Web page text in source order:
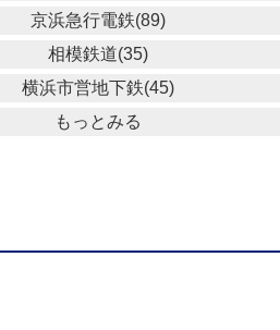
京浜急行電鉄(89)
相模鉄道(35)
横浜市営地下鉄(45)
もっとみる